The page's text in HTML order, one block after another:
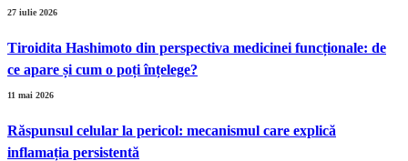
27 iulie 2026
Tiroidita Hashimoto din perspectiva medicinei funcționale: de
ce apare și cum o poți înțelege?
11 mai 2026
Răspunsul celular la pericol: mecanismul care explică
inflamația persistentă